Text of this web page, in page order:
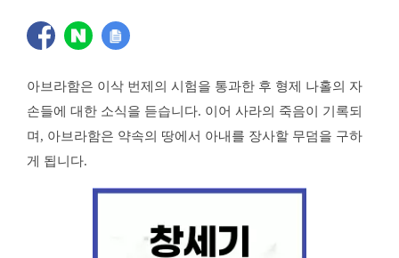
아브라함은 이삭 번제의 시험을 통과한 후 형제 나홀의 자
손들에 대한 소식을 듣습니다. 이어 사라의 죽음이 기록되
며, 아브라함은 약속의 땅에서 아내를 장사할 무덤을 구하
게 됩니다.